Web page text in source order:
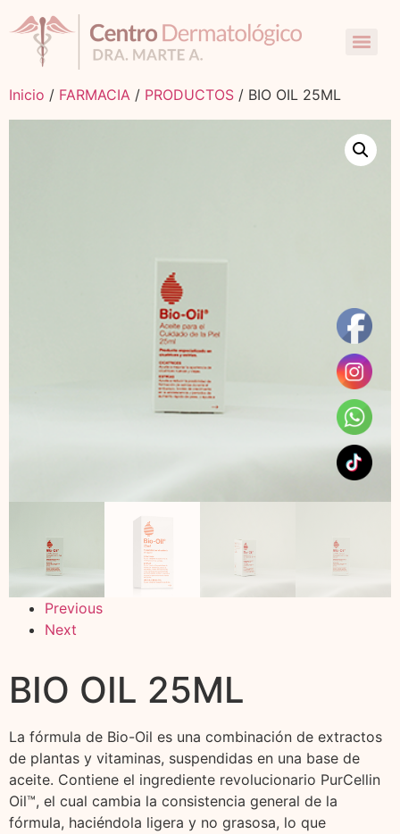
Inicio / FARMACIA / PRODUCTOS / BIO OIL 25ML
Previous
Next
BIO OIL 25ML
La fórmula de Bio-Oil es una combinación de extractos
de plantas y vitaminas, suspendidas en una base de
aceite. Contiene el ingrediente revolucionario PurCellin
Oil™, el cual cambia la consistencia general de la
fórmula, haciéndola ligera y no grasosa, lo que